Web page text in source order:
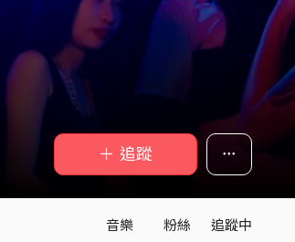
＋ 追蹤
音樂 粉絲 追蹤中